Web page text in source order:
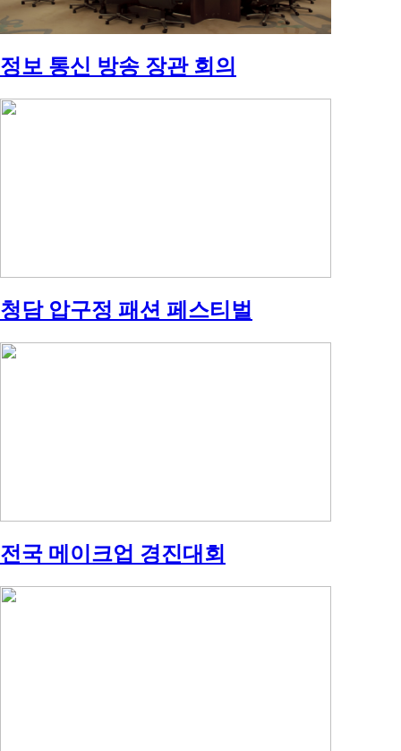
정보 통신 방송 장관 회의
청담 압구정 패션 페스티벌
전국 메이크업 경진대회